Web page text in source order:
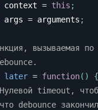
context = this ;
args = arguments ;
вызываемая по
later = function( )
{
timeout,
debounce